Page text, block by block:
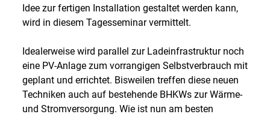
Idee zur fertigen Installation gestaltet werden kann,
wird in diesem Tagesseminar vermittelt.
Idealerweise wird parallel zur Ladeinfrastruktur noch
eine PV-Anlage zum vorrangigen Selbstverbrauch mit
geplant und errichtet. Bisweilen treffen diese neuen
Techniken auch auf bestehende BHKWs zur Wärme-
und Stromversorgung. Wie ist nun am besten